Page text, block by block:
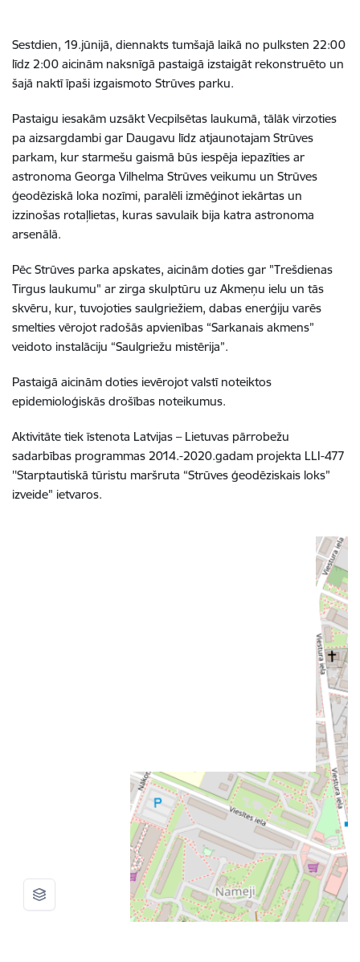
Sestdien, 19.jūnijā, diennakts tumšajā laikā no pulksten 22:00
līdz 2:00 aicinām naksnīgā pastaigā izstaigāt rekonstruēto un
šajā naktī īpaši izgaismoto Strūves parku.
Pastaigu iesakām uzsākt Vecpilsētas laukumā, tālāk virzoties
pa aizsargdambi gar Daugavu līdz atjaunotajam Strūves
parkam, kur starmešu gaismā būs iespēja iepazīties ar
astronoma Georga Vilhelma Strūves veikumu un Strūves
ģeodēziskā loka nozīmi, paralēli izmēģinot iekārtas un
izzinošas rotaļlietas, kuras savulaik bija katra astronoma
arsenālā.
Pēc Strūves parka apskates, aicinām doties gar "Trešdienas
Tirgus laukumu" ar zirga skulptūru uz Akmeņu ielu un tās
skvēru, kur, tuvojoties saulgriežiem, dabas enerģiju varēs
smelties vērojot radošās apvienības “Sarkanais akmens”
veidoto instalāciju “Saulgriežu mistērija”.
Pastaigā aicinām doties ievērojot valstī noteiktos
epidemioloģiskās drošības noteikumus.
Aktivitāte tiek īstenota Latvijas – Lietuvas pārrobežu
sadarbības programmas 2014.-2020.gadam projekta LLI-477
''Starptautiskā tūristu maršruta “Strūves ģeodēziskais loks”
izveide" ietvaros.